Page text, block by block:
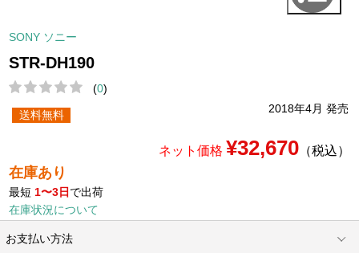
SONY ソニー
STR-DH190
(0)
2018年4月 発売
送料無料
ネット価格 ¥32,670（税込）
在庫あり
最短 1〜3日 で出荷
在庫状況について
お支払い方法